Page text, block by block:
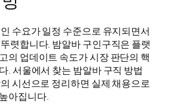
수요가 일정 수준으로 유지되면서
렷합니다. 밤알바 구인구직은 플랫
의 업데이트 속도가 시장 판단의 핵
. 서울에서 찾는 밤알바 구직 방법
시선으로 정리하면 실제 채용으로
아집니다.